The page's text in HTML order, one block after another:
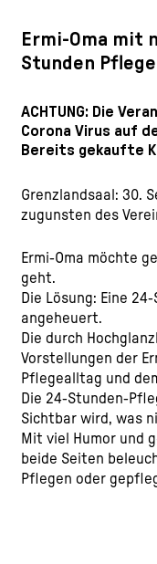
Ermi-Oma mit
Stunden
ACHTUNG: Die
Corona Virus auf
Bereits gekaufte
Grenzlandsaal: 30.
zugunsten des
Ermi-Oma möchte
geht.
Die Lösung: Eine
angeheuert.
Die durch
Vorstellungen der
Pflegealltag und
Die 24-Stunden-
Sichtbar wird, was
Mit viel Humor und
beide Seiten
Pflegen oder